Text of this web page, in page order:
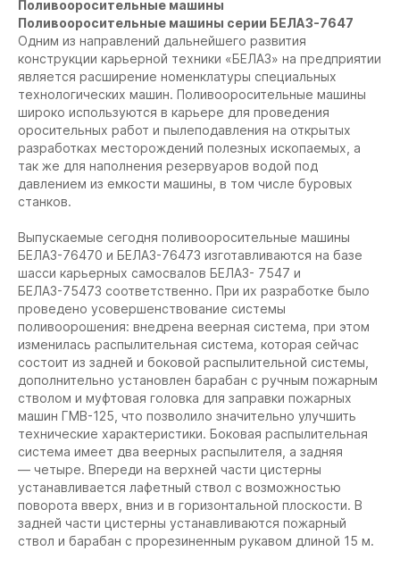
Поливооросительные машины
Поливооросительные машины серии БЕЛАЗ-7647
Одним из направлений дальнейшего развития
конструкции карьерной техники «БЕЛАЗ» на предприятии
является расширение номенклатуры специальных
технологических машин. Поливооросительные машины
широко используются в карьере для проведения
оросительных работ и пылеподавления на открытых
разработках месторождений полезных ископаемых, а
так же для наполнения резервуаров водой под
давлением из емкости машины, в том числе буровых
станков.
Выпускаемые сегодня поливооросительные машины
БЕЛАЗ-76470 и БЕЛАЗ-76473 изготавливаются на базе
шасси карьерных самосвалов БЕЛАЗ- 7547 и
БЕЛАЗ-75473 соответственно. При их разработке было
проведено усовершенствование системы
поливоорошения: внедрена веерная система, при этом
изменилась распылительная система, которая сейчас
состоит из задней и боковой распылительной системы,
дополнительно установлен барабан с ручным пожарным
стволом и муфтовая головка для заправки пожарных
машин ГМB-125, что позволило значительно улучшить
технические характеристики. Боковая распылительная
система имеет два веерных распылителя, а задняя
— четыре. Впереди на верхней части цистерны
устанавливается лафетный ствол с возможностью
поворота вверх, вниз и в горизонтальной плоскости. В
задней части цистерны устанавливаются пожарный
ствол и барабан с прорезиненным рукавом длиной 15 м.